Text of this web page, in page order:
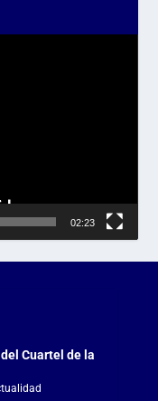
02:23
Cuartel de la